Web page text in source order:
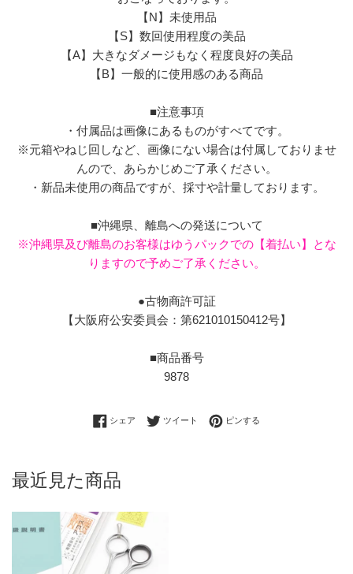
【N】未使用品
【S】数回使用程度の美品
【A】大きなダメージもなく程度良好の美品
【B】一般的に使用感のある商品
■注意事項
・付属品は画像にあるものがすべてです。
※元箱やねじ回しなど、画像にない場合は付属しておりませ
んので、あらかじめご了承ください。
・新品未使用の商品ですが、採寸や計量しております。
■沖縄県、離島への発送について
※沖縄県及び離島のお客様はゆうパックでの【着払い】とな
りますので予めご了承ください。
●古物商許可証
【大阪府公安委員会：第621010150412号】
■商品番号
9878
シェア Facebookでシェアする
ツイート Twitterに投稿する
ピンする
最近見た商品